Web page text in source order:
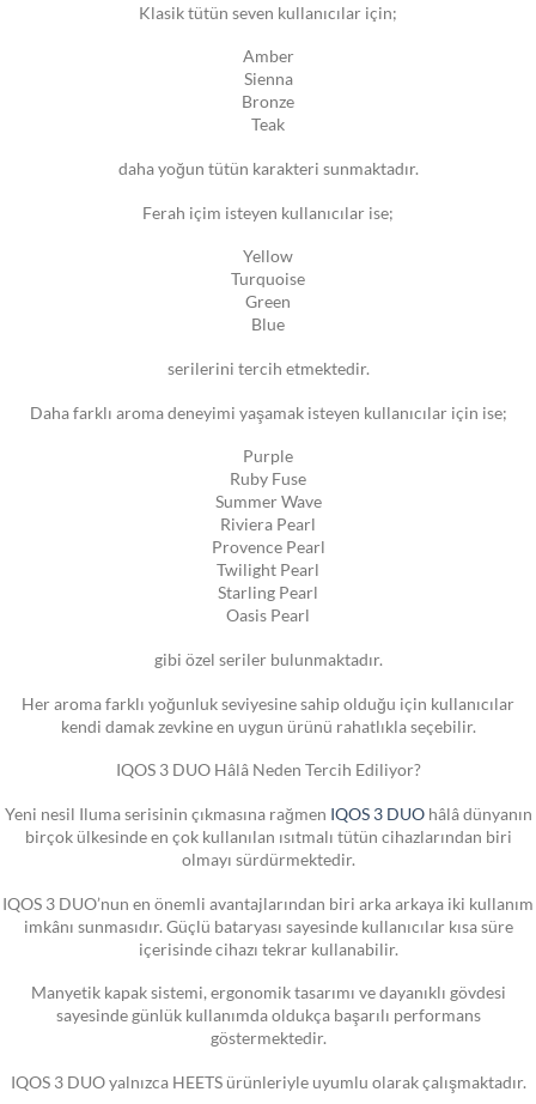
Klasik tütün seven kullanıcılar için;
Amber
Sienna
Bronze
Teak
daha yoğun tütün karakteri sunmaktadır.
Ferah içim isteyen kullanıcılar ise;
Yellow
Turquoise
Green
Blue
serilerini tercih etmektedir.
Daha farklı aroma deneyimi yaşamak isteyen kullanıcılar için ise;
Purple
Ruby Fuse
Summer Wave
Riviera Pearl
Provence Pearl
Twilight Pearl
Starling Pearl
Oasis Pearl
gibi özel seriler bulunmaktadır.
Her aroma farklı yoğunluk seviyesine sahip olduğu için kullanıcılar
kendi damak zevkine en uygun ürünü rahatlıkla seçebilir.
IQOS 3 DUO Hâlâ Neden Tercih Ediliyor?
Yeni nesil Iluma serisinin çıkmasına rağmen IQOS 3 DUOhâlâ dünyanın
birçok ülkesinde en çok kullanılan ısıtmalı tütün cihazlarından biri
olmayı sürdürmektedir.
IQOS 3 DUO’nun en önemli avantajlarından biri arka arkaya iki kullanım
imkânı sunmasıdır. Güçlü bataryası sayesinde kullanıcılar kısa süre
içerisinde cihazı tekrar kullanabilir.
Manyetik kapak sistemi, ergonomik tasarımı ve dayanıklı gövdesi
sayesinde günlük kullanımda oldukça başarılı performans
göstermektedir.
IQOS 3 DUO yalnızca HEETS ürünleriyle uyumlu olarak çalışmaktadır.